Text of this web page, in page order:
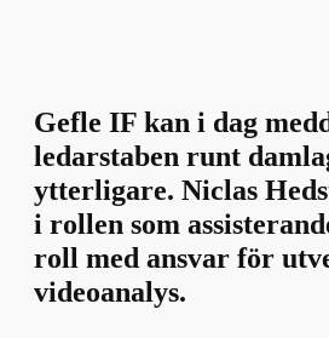
Gefle IF kan i dag
ledarstaben runt
ytterligare. Niclas
i rollen som
roll med ansvar för
videoanalys.